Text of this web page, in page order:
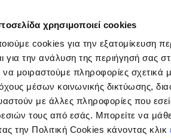
χρησιμοποιεί cookies
cookies για την εξατομίκευση
για την ανάλυση της περιήγησή σας
να μοιραστούμε πληροφορίες
μέσων κοινωνικής δικτύωσης,
με άλλες πληροφορίες που
τους από εσάς. Μπορείτε να
την Πολιτική Cookies κάνοντας κλικ
Ομάδες Διοργανώσεις